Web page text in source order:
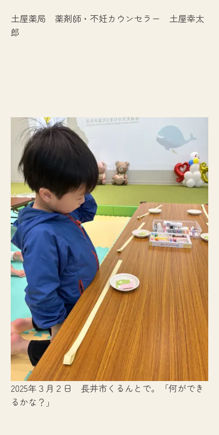
土屋薬局 薬剤師・不妊カウンセラー 土屋幸太
郎
2025年３月２日 長井市くるんとで。「何ができ
るかな？」